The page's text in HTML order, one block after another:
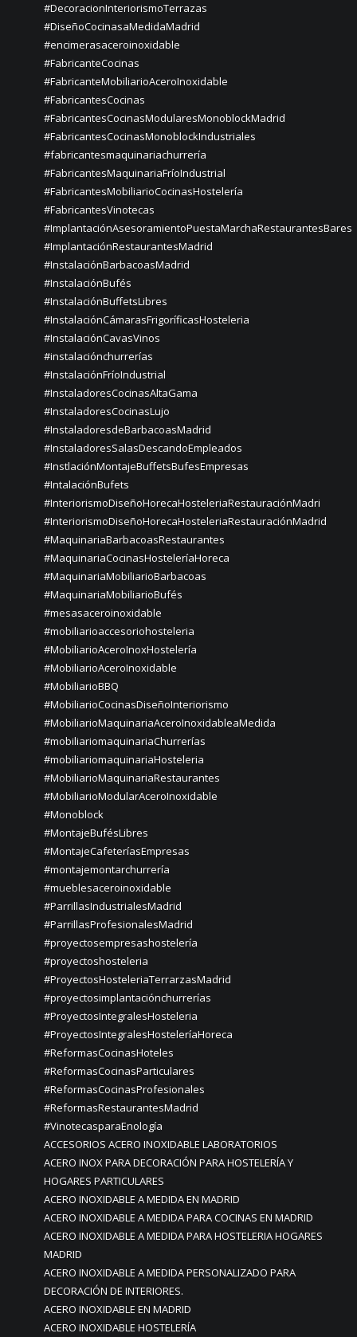
#DecoracionInteriorismoTerrazas
#DiseñoCocinasaMedidaMadrid
#encimerasaceroinoxidable
#FabricanteCocinas
#FabricanteMobiliarioAceroInoxidable
#FabricantesCocinas
#FabricantesCocinasModularesMonoblockMadrid
#FabricantesCocinasMonoblockIndustriales
#fabricantesmaquinariachurrería
#FabricantesMaquinariaFríoIndustrial
#FabricantesMobiliarioCocinasHostelería
#FabricantesVinotecas
#ImplantaciónAsesoramientoPuestaMarchaRestaurantesBares
#ImplantaciónRestaurantesMadrid
#InstalaciónBarbacoasMadrid
#InstalaciónBufés
#InstalaciónBuffetsLibres
#InstalaciónCámarasFrigoríficasHosteleria
#InstalaciónCavasVinos
#instalaciónchurrerías
#InstalaciónFríoIndustrial
#InstaladoresCocinasAltaGama
#InstaladoresCocinasLujo
#InstaladoresdeBarbacoasMadrid
#InstaladoresSalasDescandoEmpleados
#InstlaciónMontajeBuffetsBufesEmpresas
#IntalaciónBufets
#InteriorismoDiseñoHorecaHosteleriaRestauraciónMadri
#InteriorismoDiseñoHorecaHosteleriaRestauraciónMadrid
#MaquinariaBarbacoasRestaurantes
#MaquinariaCocinasHosteleríaHoreca
#MaquinariaMobiliarioBarbacoas
#MaquinariaMobiliarioBufés
#mesasaceroinoxidable
#mobiliarioaccesoriohosteleria
#MobiliarioAceroInoxHostelería
#MobiliarioAceroInoxidable
#MobiliarioBBQ
#MobiliarioCocinasDiseñoInteriorismo
#MobiliarioMaquinariaAceroInoxidableaMedida
#mobiliariomaquinariaChurrerías
#mobiliariomaquinariaHosteleria
#MobiliarioMaquinariaRestaurantes
#MobiliarioModularAceroInoxidable
#Monoblock
#MontajeBufésLibres
#MontajeCafeteríasEmpresas
#montajemontarchurrería
#mueblesaceroinoxidable
#ParrillasIndustrialesMadrid
#ParrillasProfesionalesMadrid
#proyectosempresashostelería
#proyectoshosteleria
#ProyectosHosteleriaTerrarzasMadrid
#proyectosimplantaciónchurrerías
#ProyectosIntegralesHosteleria
#ProyectosIntegralesHosteleríaHoreca
#ReformasCocinasHoteles
#ReformasCocinasParticulares
#ReformasCocinasProfesionales
#ReformasRestaurantesMadrid
#VinotecasparaEnología
ACCESORIOS ACERO INOXIDABLE LABORATORIOS
ACERO INOX PARA DECORACIÓN PARA HOSTELERÍA Y
HOGARES PARTICULARES
ACERO INOXIDABLE A MEDIDA EN MADRID
ACERO INOXIDABLE A MEDIDA PARA COCINAS EN MADRID
ACERO INOXIDABLE A MEDIDA PARA HOSTELERIA HOGARES
MADRID
ACERO INOXIDABLE A MEDIDA PERSONALIZADO PARA
DECORACIÓN DE INTERIORES.
ACERO INOXIDABLE EN MADRID
ACERO INOXIDABLE HOSTELERÍA